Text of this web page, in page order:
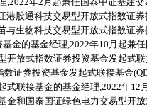
港股通科技交易型开放式指数证
与生物科技交易型开放式指数证
金的基金经理,2022年10月起兼
开放式指数证券投资基金发起式
证券投资基金发起式联接基金
式联接基金的基金经理,2022年12
金和国泰国证绿色电力交易型开